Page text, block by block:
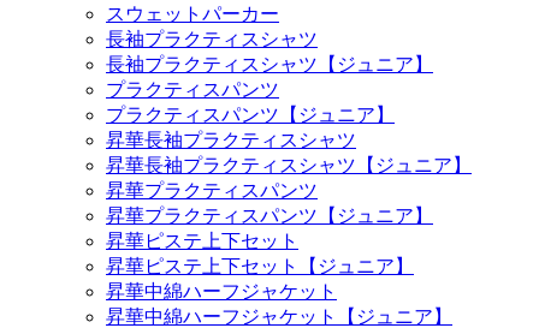
スウェットパーカー
長袖プラクティスシャツ
長袖プラクティスシャツ【ジュニア】
プラクティスパンツ
プラクティスパンツ【ジュニア】
昇華長袖プラクティスシャツ
昇華長袖プラクティスシャツ【ジュニア】
昇華プラクティスパンツ
昇華プラクティスパンツ【ジュニア】
昇華ピステ上下セット
昇華ピステ上下セット【ジュニア】
昇華中綿ハーフジャケット
昇華中綿ハーフジャケット【ジュニア】